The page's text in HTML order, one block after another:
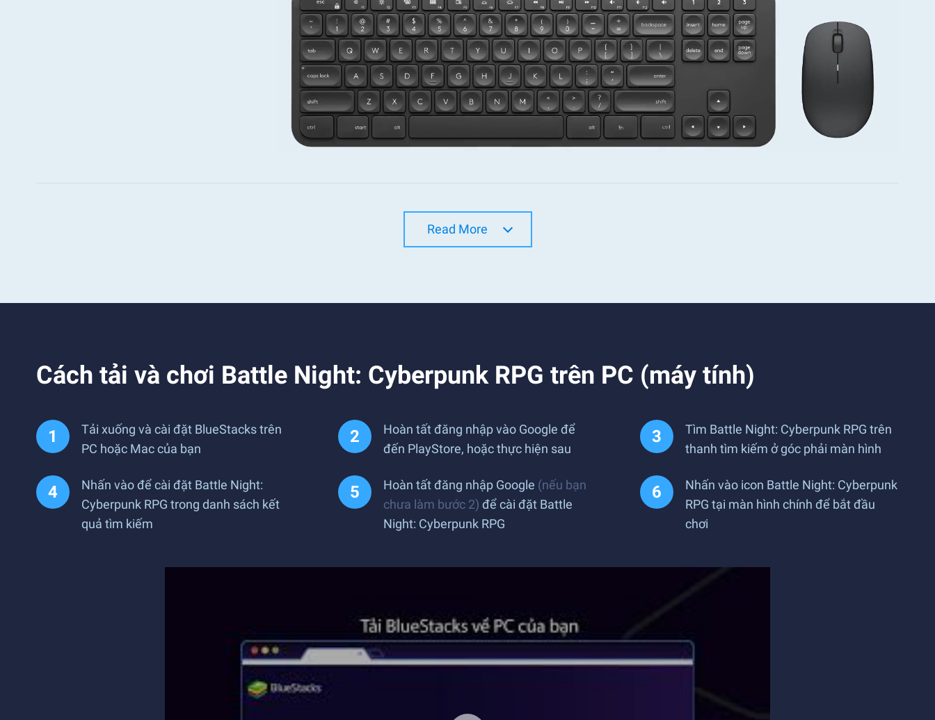
Read More
Cách tải và chơi Battle Night: Cyberpunk RPG trên PC (máy tính)
Tải xuống và cài đặt BlueStacks trên
PC hoặc Mac của bạn
Hoàn tất đăng nhập vào Google để
đến PlayStore, hoặc thực hiện sau
Tìm Battle Night: Cyberpunk RPG trên
thanh tìm kiếm ở góc phải màn hình
Nhấn vào để cài đặt Battle Night:
Cyberpunk RPG trong danh sách kết
quả tìm kiếm
Hoàn tất đăng nhập Google (nếu bạn
chưa làm bước 2) để cài đặt Battle
Night: Cyberpunk RPG
Nhấn vào icon Battle Night: Cyberpunk
RPG tại màn hình chính để bắt đầu
chơi